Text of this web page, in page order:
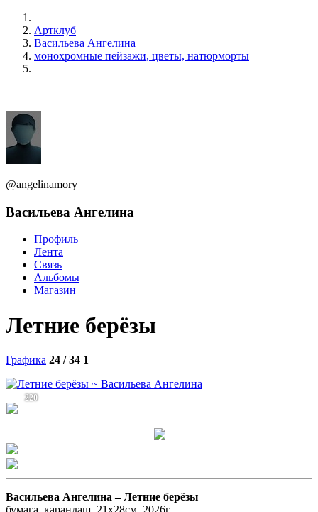
Артклуб
Васильева Ангелина
монохромные пейзажи, цветы, натюрморты
@angelinamory
Васильева Ангелина
Профиль
Лента
Связь
Альбомы
Магазин
Летние берёзы
Графика 24 / 34 1
220
Васильева Ангелина –Летние берёзы